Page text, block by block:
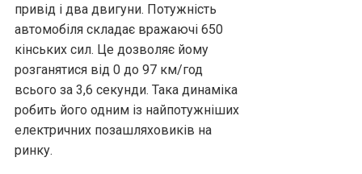
привід і два двигуни. Потужність
автомобіля складає вражаючі 650
кінських сил. Це дозволяє йому
розганятися від 0 до 97 км/год
всього за 3,6 секунди. Така динаміка
робить його одним із найпотужніших
електричних позашляховиків на
ринку.